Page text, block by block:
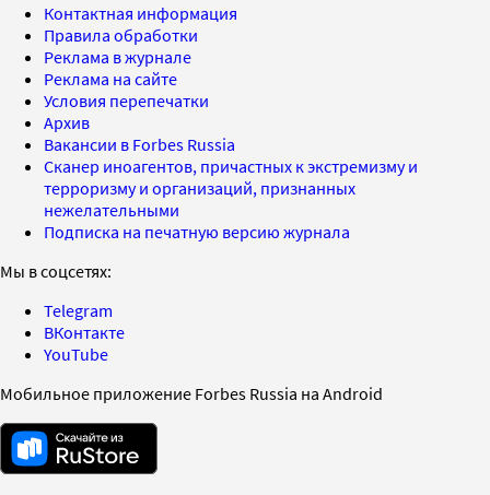
Контактная информация
Правила обработки
Реклама в журнале
Реклама на сайте
Условия перепечатки
Архив
Вакансии в Forbes Russia
Сканер иноагентов, причастных к экстремизму и
терроризму и организаций, признанных
нежелательными
Подписка на печатную версию журнала
Мы в соцсетях:
Telegram
ВКонтакте
YouTube
Мобильное приложение Forbes Russia на Android